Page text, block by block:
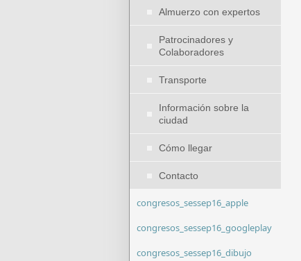
Almuerzo con expertos
Patrocinadores y
Colaboradores
Transporte
Información sobre la
ciudad
Cómo llegar
Contacto
congresos_sessep16_apple
congresos_sessep16_googleplay
congresos_sessep16_dibujo